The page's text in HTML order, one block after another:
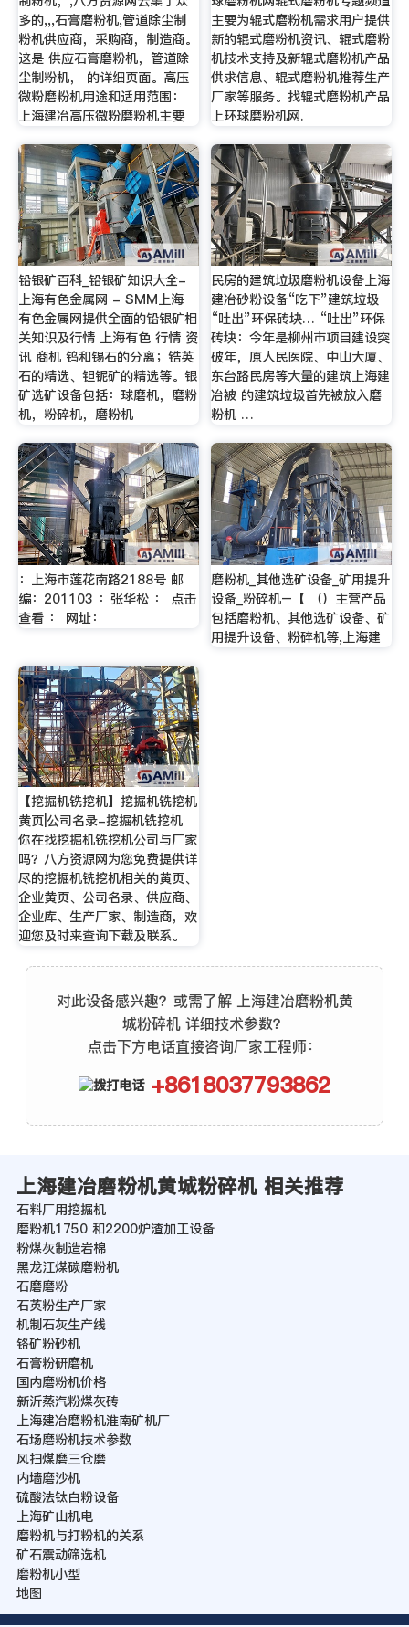
多的,,,石膏磨粉机,管道除尘制
粉机供应商，采购商，制造商。
这是 供应石膏磨粉机，管道除
尘制粉机， 的详细页面。高压
微粉磨粉机用途和适用范围：
上海建冶高压微粉磨粉机主要
主要为辊式磨粉机需求用户提供
新的辊式磨粉机资讯、辊式磨粉
机技术支持及新辊式磨粉机产品
供求信息、辊式磨粉机推荐生产
厂家等服务。找辊式磨粉机产品
上环球磨粉机网.
铅银矿百科_铅银矿知识大全-
上海有色金属网 - SMM上海
有色金属网提供全面的铅银矿相
关知识及行情 上海有色 行情 资
讯 商机 钨和锡石的分离；锆英
石的精选、钽铌矿的精选等。银
矿选矿设备包括：球磨机，磨粉
机，粉碎机，磨粉机
民房的建筑垃圾磨粉机设备上海
建冶砂粉设备“吃下”建筑垃圾
“吐出”环保砖块… “吐出”环保
砖块：今年是柳州市项目建设突
破年，原人民医院、中山大厦、
东台路民房等大量的建筑上海建
冶被 的建筑垃圾首先被放入磨
粉机 …
：上海市莲花南路2188号 邮
编：201103 ：张华松 ： 点击
查看 ： 网址：
磨粉机_其他选矿设备_矿用提升
设备_粉碎机–【 （）主营产品
包括磨粉机、其他选矿设备、矿
用提升设备、粉碎机等,上海建
【挖掘机铣挖机】挖掘机铣挖机
黄页|公司名录-挖掘机铣挖机
你在找挖掘机铣挖机公司与厂家
吗？八方资源网为您免费提供详
尽的挖掘机铣挖机相关的黄页、
企业黄页、公司名录、供应商、
企业库、生产厂家、制造商，欢
迎您及时来查询下载及联系。
对此设备感兴趣？或需了解 上海建冶磨粉机黄
城粉碎机 详细技术参数？
点击下方电话直接咨询厂家工程师：
+8618037793862
上海建冶磨粉机黄城粉碎机 相关推荐
石料厂用挖掘机
磨粉机1750 和2200炉渣加工设备
粉煤灰制造岩棉
黑龙江煤碳磨粉机
石磨磨粉
石英粉生产厂家
机制石灰生产线
铬矿粉砂机
石膏粉研磨机
国内磨粉机价格
新沂蒸汽粉煤灰砖
上海建冶磨粉机淮南矿机厂
石场磨粉机技术参数
风扫煤磨三仓磨
内墙磨沙机
硫酸法钛白粉设备
上海矿山机电
磨粉机与打粉机的关系
矿石震动筛选机
磨粉机小型
地图